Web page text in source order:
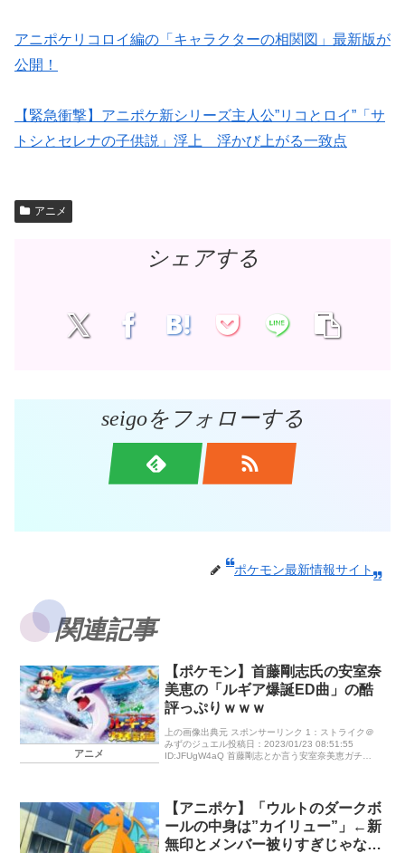
アニポケリコロイ編の「キャラクターの相関図」最新版が
公開！
【緊急衝撃】アニポケ新シリーズ主人公”リコとロイ”「サ
トシとセレナの子供説」浮上 浮かび上がる一致点
アニメ
シェアする
seigoをフォローする
ポケモン最新情報サイト
関連記事
アニメ
【ポケモン】首藤剛志氏の安室奈
美恵の「ルギア爆誕ED曲」の酷
評っぷりｗｗｗ
上の画像出典元 スポンサーリンク 1：ストライク＠
みずのジュエル投稿日：2023/01/23 08:51:55
ID:JFUgW4aQ 首藤剛志とか言う安室奈美恵ガチア
【アニポケ】「ウルトのダークボ
ールの中身は”カイリュー”」←新
無印とメンバー被りすぎじゃない